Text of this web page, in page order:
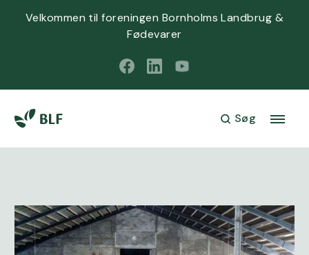
Velkommen til foreningen Bornholms Landbrug &
Fødevarer
Søg